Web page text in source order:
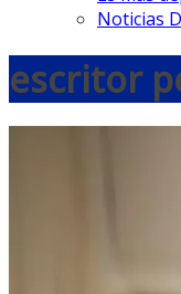
Noticias
escritor